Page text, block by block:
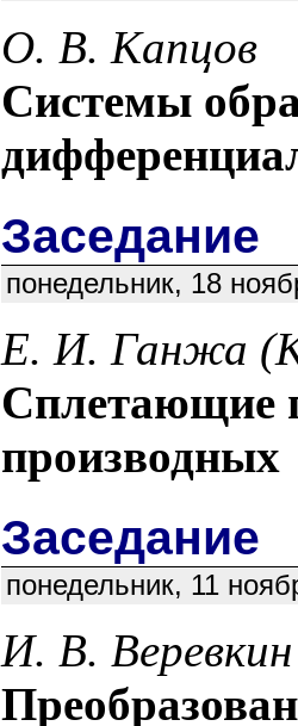
О. В. Капцов
Системы
Заседание
понедельник, 18
Е. И. Ганжа
Сплетающие
производных
Заседание
понедельник, 11
И. В. Веревкин